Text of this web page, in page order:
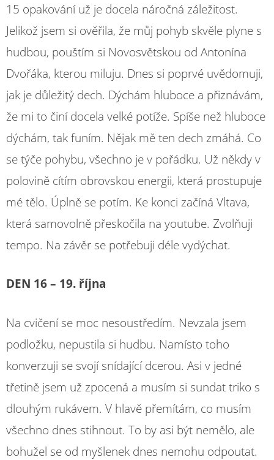
15 opakování už je docela náročná záležitost.
Jelikož jsem si ověřila, že můj pohyb skvěle plyne s
hudbou, pouštím si Novosvětskou od Antonína
Dvořáka, kterou miluju. Dnes si poprvé uvědomuji,
jak je důležitý dech. Dýchám hluboce a přiznávám,
že mi to činí docela velké potíže. Spíše než hluboce
dýchám, tak funím. Nějak mě ten dech zmáhá. Co
se týče pohybu, všechno je v pořádku. Už někdy v
polovině cítím obrovskou energii, která prostupuje
mé tělo. Úplně se potím. Ke konci začíná Vltava,
která samovolně přeskočila na youtube. Zvolňuji
tempo. Na závěr se potřebuji déle vydýchat.
DEN 16 – 19. října
Na cvičení se moc nesoustředím. Nevzala jsem
podložku, nepustila si hudbu. Namísto toho
konverzuji se svojí snídající dcerou. Asi v jedné
třetině jsem už zpocená a musím si sundat triko s
dlouhým rukávem. V hlavě přemítám, co musím
všechno dnes stihnout. To by asi být nemělo, ale
bohužel se od myšlenek dnes nemohu odpoutat.